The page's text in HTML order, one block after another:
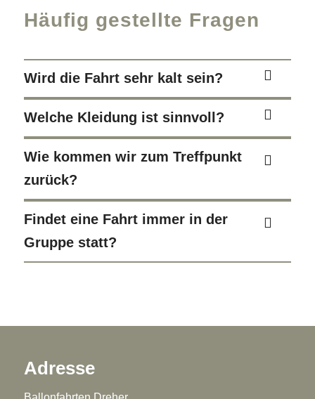
Häufig gestellte Fragen
Wird die Fahrt sehr kalt sein?
Welche Kleidung ist sinnvoll?
Wie kommen wir zum Treffpunkt
zurück?
Findet eine Fahrt immer in der
Gruppe statt?
Adresse